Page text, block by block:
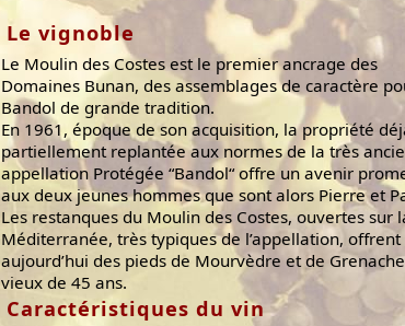
Le vignoble
Le Moulin des Costes est le premier ancrage des
Domaines Bunan, des assemblages de caractère
Bandol de grande tradition.
En 1961, époque de son acquisition, la propriété
partiellement replantée aux normes de la très
appellation Protégée “Bandol“ offre un avenir
aux deux jeunes hommes que sont alors Pierre et
Les restanques du Moulin des Costes, ouvertes sur
Méditerranée, très typiques de l’appellation, offrent
aujourd’hui des pieds de Mourvèdre et de Grenache
vieux de 45 ans.
Caractéristiques du vin